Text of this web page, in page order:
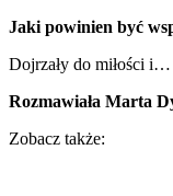
Jaki powinien być
Dojrzały do miłości
Rozmawiała Marta
Zobacz także: